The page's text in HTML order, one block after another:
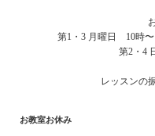
第1・3 月曜日 10時
第2・4
レッスンの
お教室お休み